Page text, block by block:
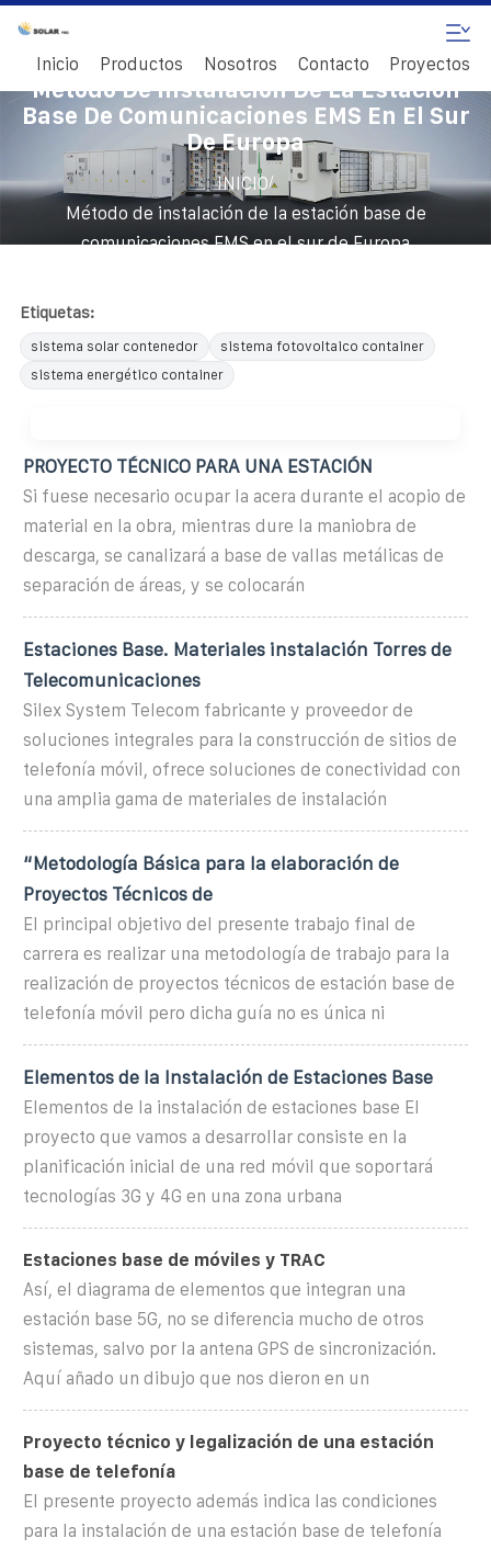
Inicio Productos Nosotros Contacto Proyectos
Método De Instalación De La Estación
Base De Comunicaciones EMS En El Sur
De Europa
INICIO/
Método de instalación de la estación base de
comunicaciones EMS en el sur de Europa
Etiquetas:
sistema solar contenedor
sistema fotovoltaico container
sistema energético container
PROYECTO TÉCNICO PARA UNA ESTACIÓN
Si fuese necesario ocupar la acera durante el acopio de
material en la obra, mientras dure la maniobra de
descarga, se canalizará a base de vallas metálicas de
separación de áreas, y se colocarán
Estaciones Base. Materiales instalación Torres de
Telecomunicaciones
Silex System Telecom fabricante y proveedor de
soluciones integrales para la construcción de sitios de
telefonía móvil, ofrece soluciones de conectividad con
una amplia gama de materiales de instalación
“Metodología Básica para la elaboración de
Proyectos Técnicos de
El principal objetivo del presente trabajo final de
carrera es realizar una metodología de trabajo para la
realización de proyectos técnicos de estación base de
telefonía móvil pero dicha guía no es única ni
Elementos de la Instalación de Estaciones Base
Elementos de la instalación de estaciones base El
proyecto que vamos a desarrollar consiste en la
planificación inicial de una red móvil que soportará
tecnologías 3G y 4G en una zona urbana
Estaciones base de móviles y TRAC
Así, el diagrama de elementos que integran una
estación base 5G, no se diferencia mucho de otros
sistemas, salvo por la antena GPS de sincronización.
Aquí añado un dibujo que nos dieron en un
Proyecto técnico y legalización de una estación
base de telefonía
El presente proyecto además indica las condiciones
para la instalación de una estación base de telefonía